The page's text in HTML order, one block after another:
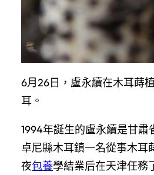
6月26日，盧永續在木耳蒔
耳。
1994年誕生的盧永續是甘肅
卓尼縣木耳鎮一名從事木耳
夜包養學結業后在天津任務